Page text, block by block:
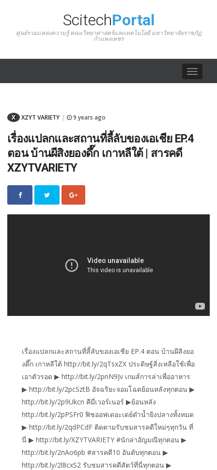
ScitechPortal
ศูนย์รวมแหล่งความรู้ คณะวิทยาศาสตร์และเทคโนโลยี มหาวิทยาลัยราชภัฏ
กำแพงเพชร
Toggle
X XZYT VARIETY 9 years ago
เรื่องแปลกและสถานที่ลี้ลับของเอเชีย EP.4
ตอน บ้านผีสิงยองดึ๊ก เกาหลีใต้ | สารคดี
XZYTVARIETY
เรื่องแปลกและสถานที่ลี้ลับของเอเชีย EP.4 ตอน บ้านผีสิงยอ
งดึ๊ก เกาหลีใต้ http://bit.ly/2qTsxZX ประดิษฐ์สิ่งเหลือใช้เพื่อ
เอาตัวรอด ▶ http://bit.ly/2pnN9Jv เกมส์การล่าเพื่ออาหาร
▶ http://bit.ly/2pcSztB อัจฉริยะจอมโฉดย้อนหลังทุกตอน ▶
http://bit.ly/2p9Ukcn คีมี่เวอร์เนอร์ ▶ย้อนหลัง
http://bit.ly/2pPSFr0 ฟิชออฟเดอะเดย์ดำน้ำยิงปลางทั้งหมด
▶ http://bit.ly/2qdPCdF ติดตามรับชมสารคดีใหม่ๆทุกวัน ที่
นี่ ▶ http://bit.ly/XZYTVARIETY #นักล่าอัญมณีทุกตอน ▶
http://bit.ly/2nAo6pb #สารคดี10 อันดับทุกตอน ▶
http://bit.ly/2l8cxS2 รับชมสารคดีสัตว์ที่นี่ทุกตอน ▶